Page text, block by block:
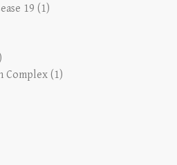
19 (1)
Complex (1)